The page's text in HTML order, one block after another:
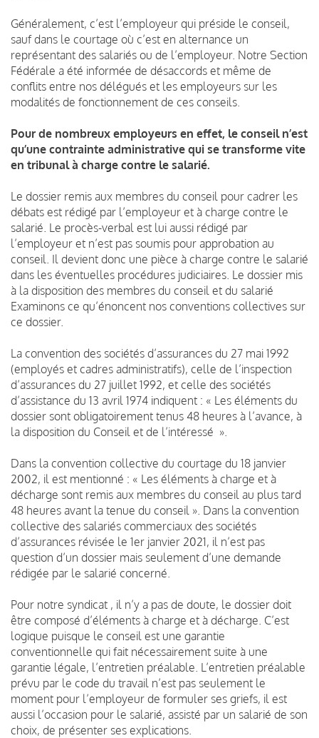
Généralement, c’est l’employeur qui préside le conseil,
sauf dans le courtage où c’est en alternance un
représentant des salariés ou de l’employeur. Notre Section
Fédérale a été informée de désaccords et même de
conflits entre nos délégués et les employeurs sur les
modalités de fonctionnement de ces conseils.
Pour de nombreux employeurs en effet, le conseil n’est
qu’une contrainte administrative qui se transforme vite
en tribunal à charge contre le salarié.
Le dossier remis aux membres du conseil pour cadrer les
débats est rédigé par l’employeur et à charge contre le
salarié. Le procès-verbal est lui aussi rédigé par
l’employeur et n’est pas soumis pour approbation au
conseil. Il devient donc une pièce à charge contre le salarié
dans les éventuelles procédures judiciaires. Le dossier mis
à la disposition des membres du conseil et du salarié
Examinons ce qu’énoncent nos conventions collectives sur
ce dossier.
La convention des sociétés d’assurances du 27 mai 1992
(employés et cadres administratifs), celle de l’inspection
d’assurances du 27 juillet 1992, et celle des sociétés
d’assistance du 13 avril 1974 indiquent : « Les éléments du
dossier sont obligatoirement tenus 48 heures à l’avance, à
la disposition du Conseil et de l’intéressé ».
Dans la convention collective du courtage du 18 janvier
2002, il est mentionné : « Les éléments à charge et à
décharge sont remis aux membres du conseil au plus tard
48 heures avant la tenue du conseil ». Dans la convention
collective des salariés commerciaux des sociétés
d’assurances révisée le 1er janvier 2021, il n’est pas
question d’un dossier mais seulement d’une demande
rédigée par le salarié concerné.
Pour notre syndicat , il n’y a pas de doute, le dossier doit
être composé d’éléments à charge et à décharge. C’est
logique puisque le conseil est une garantie
conventionnelle qui fait nécessairement suite à une
garantie légale, l’entretien préalable. L’entretien préalable
prévu par le code du travail n’est pas seulement le
moment pour l’employeur de formuler ses griefs, il est
aussi l’occasion pour le salarié, assisté par un salarié de son
choix, de présenter ses explications.